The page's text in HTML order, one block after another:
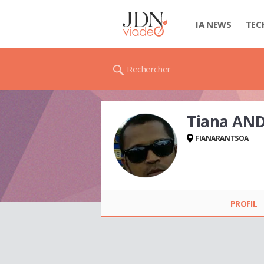
IA NEWS
Rechercher
ANDRIAMIARISOA
Tiana
FIANARANTSOA
PROFIL